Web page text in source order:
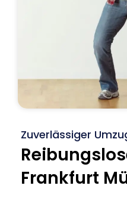
Zuverlässiger
Frankfurt